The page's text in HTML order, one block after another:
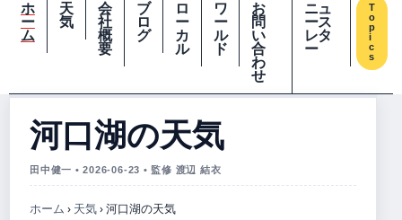
ホ
ー
ム
天
気
会
社
概
要
ブ
ロ
グ
ロ
ー
カ
ル
ワ
ー
ル
ド
お
問
い
合
わ
せ
ニュ
ース
レタ
ー
T
o
p
i
c
s
河口湖の天気
田中健一 • 2026-06-23 • 監修 渡辺 結衣
ホーム › 天気›河口湖の天気